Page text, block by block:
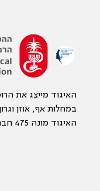
האיגוד מייצג את
במחלות אף, אוזן
האיגוד מונה 475 חברים וחברים נלווים